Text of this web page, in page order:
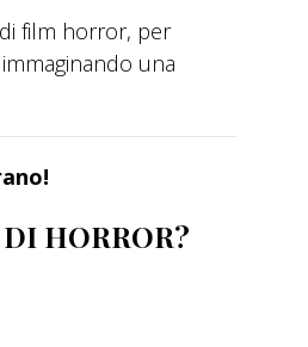
film horror, per
una
HORROR?